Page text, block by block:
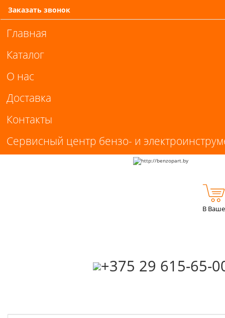
Заказать звонок
Главная
Каталог
О нас
Доставка
Контакты
Сервисный центр бензо- и
‎+375 29 615-65-
В